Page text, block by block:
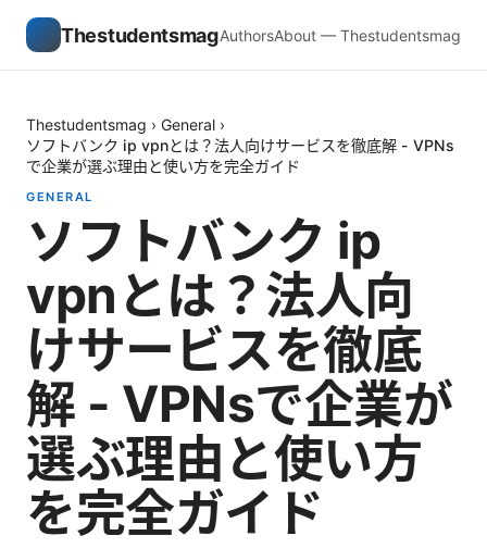
ThestudentsmagAuthorsAbout — Thestudentsmag
Thestudentsmag › General ›
ソフトバンク ip vpnとは？法人向けサービスを徹底解 - VPNs
で企業が選ぶ理由と使い方を完全ガイド
GENERAL
ソフトバンク ip
vpnとは？法人向
けサービスを徹底
解 - VPNsで企業が
選ぶ理由と使い方
を完全ガイド